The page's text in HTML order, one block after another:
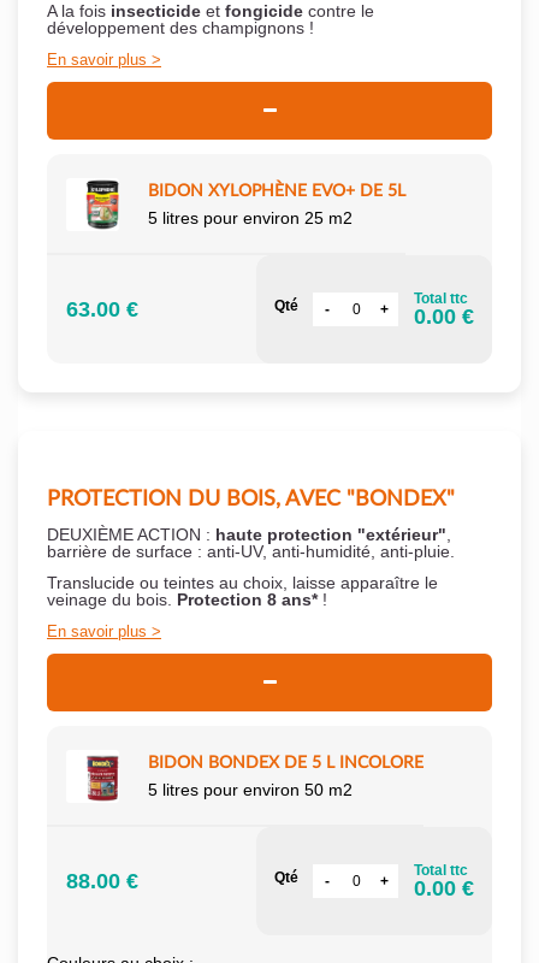
A la fois insecticide et fongicide contre le
développement des champignons !
En savoir plus
BIDON XYLOPHÈNE EVO+ DE 5L
5 litres pour environ 25 m2
63.00 € Qté Total ttc
0.00 €
PROTECTION DU BOIS, AVEC "BONDEX"
DEUXIÈME ACTION : haute protection "extérieur"
barrière de surface : anti-UV, anti-humidité, anti-pluie.
Translucide ou teintes au choix, laisse apparaître le
veinage du bois. Protection 8 ans*!
En savoir plus
BIDON BONDEX DE 5 L INCOLORE
5 litres pour environ 50 m2
88.00 € Qté Total ttc
0.00 €